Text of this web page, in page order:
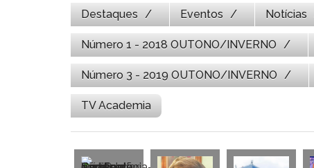
Destaques Eventos Notícias
Número 1 - 2018 OUTONO/INVERNO
Número 3 - 2019 OUTONO/INVERNO
TV Academia